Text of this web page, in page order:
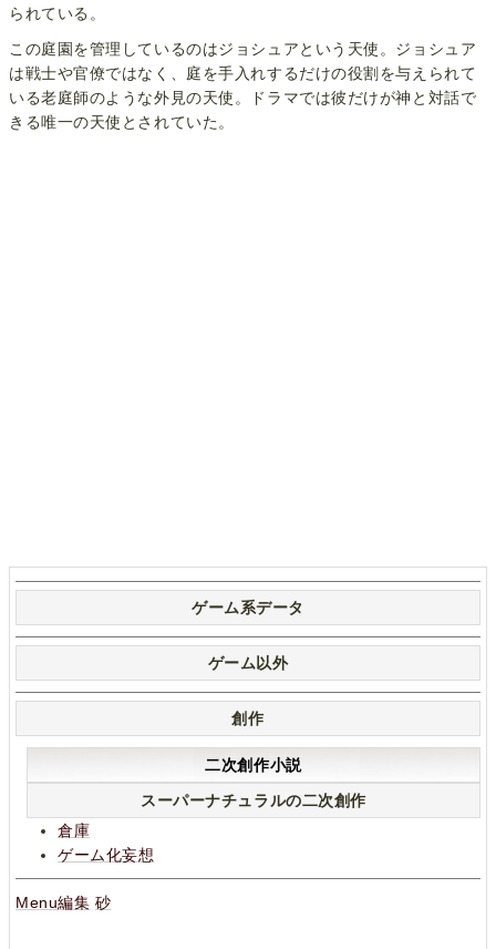
られている。
この庭園を管理しているのはジョシュアという天使。ジョシュア
は戦士や官僚ではなく、庭を手入れするだけの役割を与えられて
いる老庭師のような外見の天使。ドラマでは彼だけが神と対話で
きる唯一の天使とされていた。
ゲーム系データ
ゲーム以外
創作
二次創作小説
スーパーナチュラルの二次創作
倉庫
ゲーム化妄想
Menu編集 砂